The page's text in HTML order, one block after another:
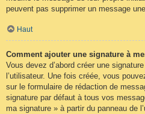
peuvent pas supprimer un message
Haut
Comment ajouter une signature à
Vous devez d’abord créer une
l’utilisateur. Une fois créée, vous
sur le formulaire de rédaction de
signature par défaut à tous vos
ma signature » à partir du panneau de